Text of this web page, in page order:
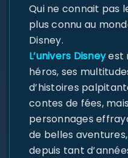
Qui ne connait pas
plus connu au
Disney.
L’univers Disneyest
héros, ses
d’histoires
contes de fées,
personnages
de belles
depuis tant